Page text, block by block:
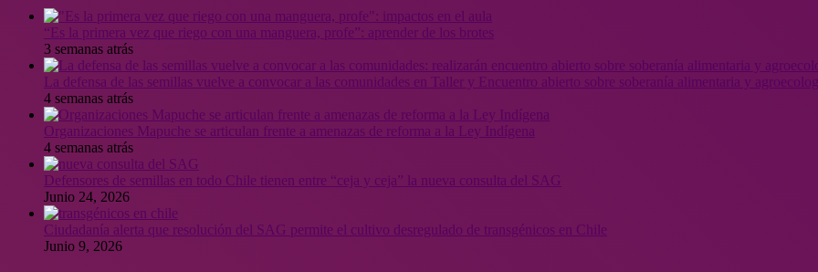
“Es la primera vez que riego con una manguera, profe”: aprender de los brotes
3 semanas atrás
La defensa de las semillas vuelve a convocar a las comunidades en Taller y Encuentro abierto sobre soberanía alimentaria y
4 semanas atrás
Organizaciones Mapuche se articulan frente a amenazas de reforma a la Ley Indígena
4 semanas atrás
Defensores de semillas en todo Chile tienen entre “ceja y ceja” la nueva consulta del SAG
Junio 24, 2026
Ciudadanía alerta que resolución del SAG permite el cultivo desregulado de transgénicos en Chile
Junio 9, 2026